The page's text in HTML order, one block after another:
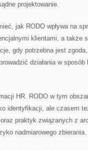
projektowanie.
jak RODO wpływa na
klientami, a także
gdy potrzebna jest
działania w
HR. RODO w tym
identyfikacji, ale czasem
praktyk związanych z
nadmiarowego zbierania.